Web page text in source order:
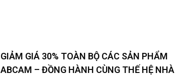
GIẢM GIÁ 30% TOÀN BỘ CÁC SẢN PHẨM
ABCAM – ĐỒNG HÀNH CÙNG THẾ HỆ NHÀ